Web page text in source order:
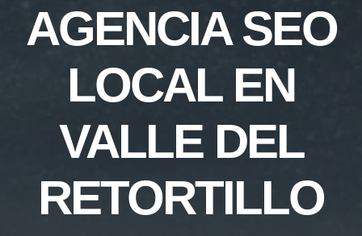
AGENCIA SEO
LOCAL EN
VALLE DEL
RETORTILLO